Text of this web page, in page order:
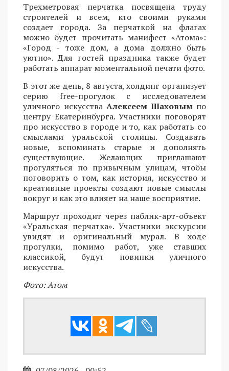
Трехметровая перчатка посвящена труду
строителей и всем, кто своими руками
создает города. За перчаткой на флагах
можно будет прочитать манифест «Атома»:
«Город - тоже дом, а дома должно быть
уютно». Для гостей праздника также будет
работать аппарат моментальной печати фото.
В этот же день, 8 августа, холдинг организует
серию free-прогулок с исследователем
уличного искусства Алексеем Шаховым по
центру Екатеринбурга. Участники поговорят
про искусство в городе и то, как работать со
смыслами уральской столицы. Создавать
новые, вспоминать старые и дополнять
существующие. Желающих приглашают
прогуляться по привычным улицам, чтобы
поговорить о том, как история, искусство и
креативные проекты создают новые смыслы
вокруг и как это влияет на наше восприятие.
Маршрут проходит через паблик-арт-объект
«Уральская перчатка». Участники экскурсии
увидят и оригинальный мурал. В ходе
прогулки, помимо работ, уже ставших
классикой, будут новинки уличного
искусства.
Фото: Атом